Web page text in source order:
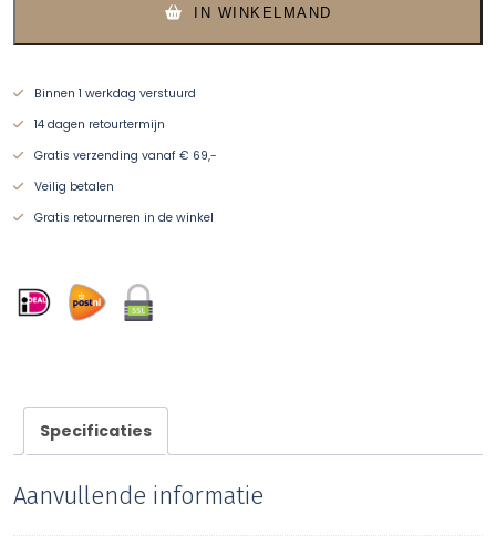
IN WINKELMAND
Binnen 1 werkdag verstuurd
14 dagen retourtermijn
Gratis verzending vanaf € 69,-
Veilig betalen
Gratis retourneren in de winkel
Specificaties
Aanvullende informatie